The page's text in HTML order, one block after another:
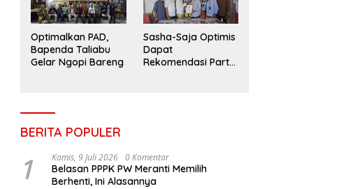
Optimalkan PAD,
Bapenda Taliabu
Gelar Ngopi Bareng
Sasha-Saja Optimis
Dapat
Rekomendasi Partai
BERITA POPULER
1 Kamis, 9 Juli 2026 0 Komentar
Belasan PPPK PW Meranti Memilih
Berhenti, Ini Alasannya